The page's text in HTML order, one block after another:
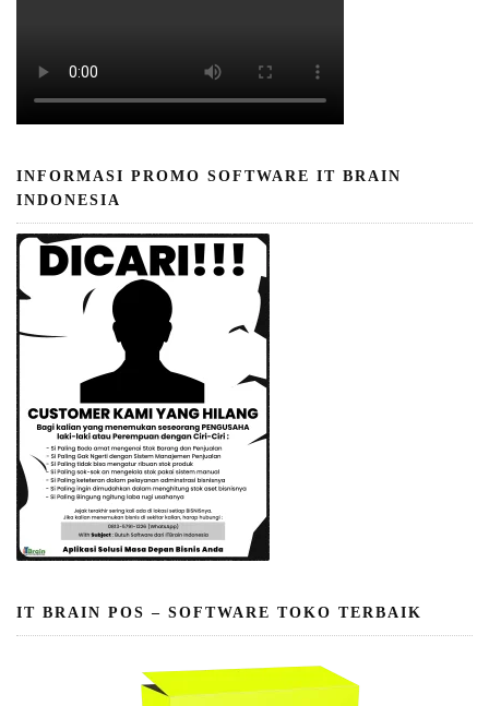
INFORMASI PROMO SOFTWARE IT BRAIN
INDONESIA
IT BRAIN POS – SOFTWARE TOKO TERBAIK